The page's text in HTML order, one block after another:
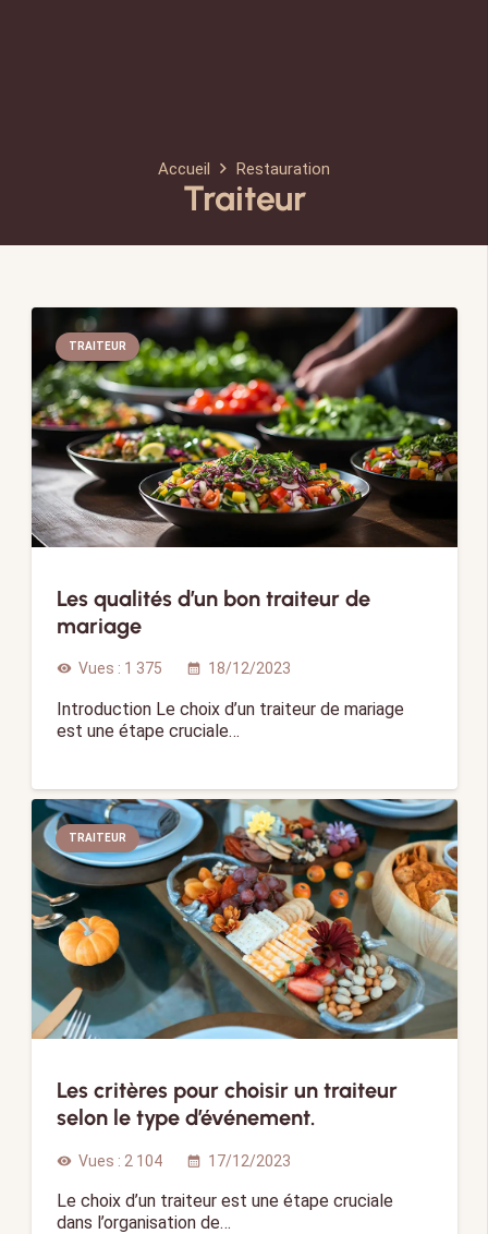
Accueil Restauration
Traiteur
TRAITEUR
Les qualités d’un bon traiteur de
mariage
visibility Vues : 1 375 calendar_month 18/12/2023
Introduction Le choix d’un traiteur de mariage
est une étape cruciale…
TRAITEUR
Les critères pour choisir un traiteur
selon le type d’événement.
visibility Vues : 2 104 calendar_month 17/12/2023
Le choix d’un traiteur est une étape cruciale
dans l’organisation de…